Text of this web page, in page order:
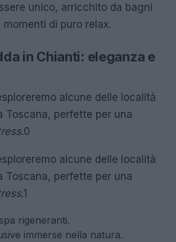
unico, arricchito da bagni
di puro relax.
in Chianti: eleganza e
alcune delle località
Toscana, perfette per una
.0
alcune delle località
Toscana, perfette per una
.1
rigeneranti.
immerse nella natura.